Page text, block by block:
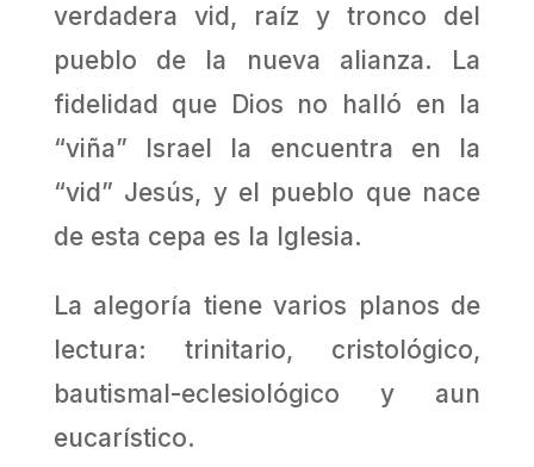
verdadera vid, raíz y tronco del
pueblo de la nueva alianza. La
fidelidad que Dios no halló en la
“viña” Israel la encuentra en la
“vid” Jesús, y el pueblo que nace
de esta cepa es la Iglesia.
La alegoría tiene varios planos de
lectura: trinitario, cristológico,
bautismal-eclesiológico y aun
eucarístico.